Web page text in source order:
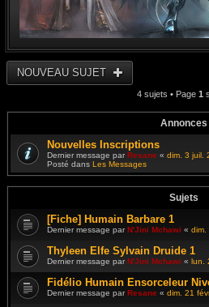
NOUVEAU SUJET
4 sujets • Page 1
Annonces
Nouvelles Inscriptions
Dernier message parResane « dim. 3 juil.
Posté dans Les Messages
Sujets
[Fiche] Humain Barbare 1
Dernier message parN'Jini Mchawi « dim.
Thyleen Elfe Sylvain Druide 1
Dernier message parN'Jini Mchawi « lun.
Fidélio Humain Ensorceleur
Dernier message parResane « dim. 21